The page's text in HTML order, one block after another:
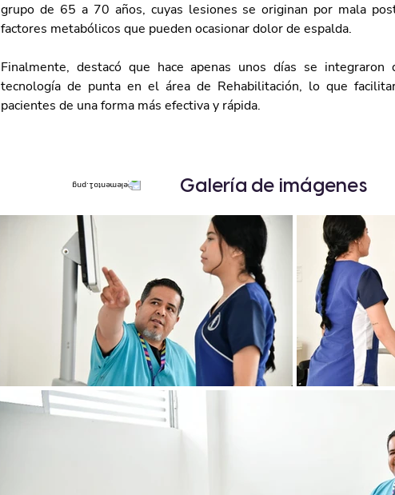
grupo de 65 a 70 años, cuyas lesiones se originan por mala
factores metabólicos que pueden ocasionar dolor de espalda.
Finalmente, destacó que hace apenas unos días se integraron
tecnología de punta en el área de Rehabilitación, lo que
pacientes de una forma más efectiva y rápida.
Galería de imágenes